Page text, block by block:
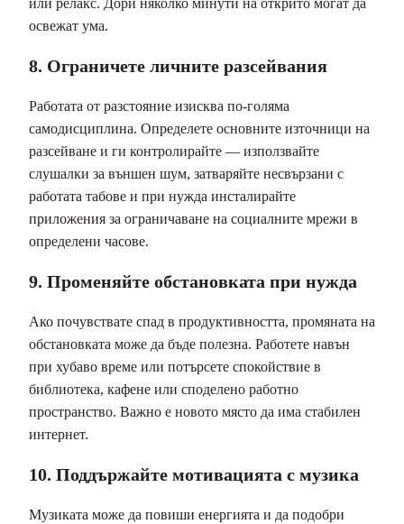
освежат ума.
8. Ограничете личните разсейвания
Работата от разстояние изисква по-голяма
самодисциплина. Определете основните източници на
разсейване и ги контролирайте — използвайте
слушалки за външен шум, затваряйте несвързани с
работата табове и при нужда инсталирайте
приложения за ограничаване на социалните мрежи в
определени часове.
9. Променяйте обстановката при нужда
Ако почувствате спад в продуктивността, промяната на
обстановката може да бъде полезна. Работете навън
при хубаво време или потърсете спокойствие в
библиотека, кафене или споделено работно
пространство. Важно е новото място да има стабилен
интернет.
10. Поддържайте мотивацията с музика
Музиката може да повиши енергията и да подобри